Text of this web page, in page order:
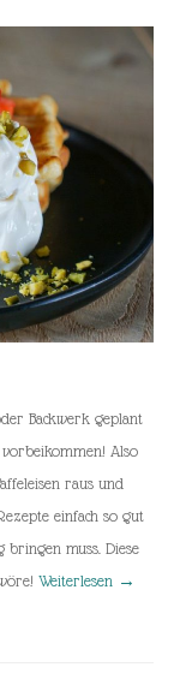
Backwerk geplant
Also
raus und
einfach so gut
bringen muss. Diese
Weiterlesen →